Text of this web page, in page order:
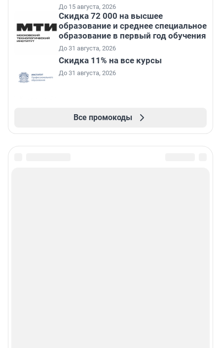
До 15 августа, 2026
Скидка 72 000 на высшее
образование и среднее специальное
образование в первый год обучения
До 31 августа, 2026
Скидка 11% на все курсы
До 31 августа, 2026
Все промокоды